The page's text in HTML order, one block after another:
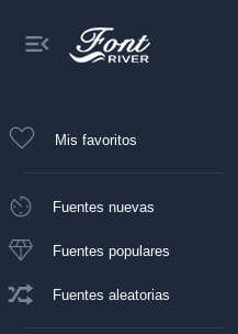
Mis favoritos
Fuentes nuevas
Fuentes populares
Fuentes aleatorias